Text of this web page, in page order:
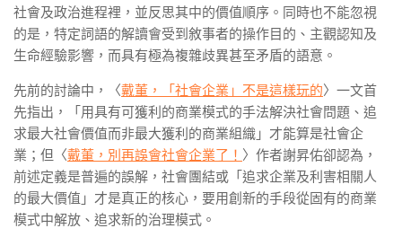
社會及政治進程裡，並反思其中的價值順序。同時也不能忽視
的是，特定詞語的解讀會受到敘事者的操作目的、主觀認知及
生命經驗影響，而具有極為複雜歧異甚至矛盾的語意。
先前的討論中，〈戴董，「社會企業」不是這樣玩的〉一文首
先指出，「用具有可獲利的商業模式的手法解決社會問題、追
求最大社會價值而非最大獲利的商業組織」才能算是社會企
業；但〈戴董，別再誤會社會企業了！ 〉作者謝昇佑卻認為，
前述定義是普遍的誤解，社會團結或「追求企業及利害相關人
的最大價值」才是真正的核心，要用創新的手段從固有的商業
模式中解放、追求新的治理模式。